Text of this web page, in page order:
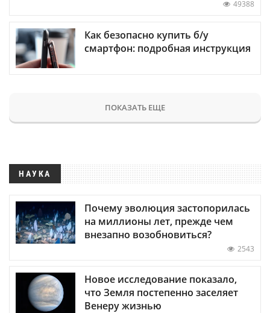
49388
Как безопасно купить б/у
смартфон: подробная инструкция
ПОКАЗАТЬ ЕЩЕ
НАУКА
Почему эволюция застопорилась
на миллионы лет, прежде чем
внезапно возобновиться?
2543
Новое исследование показало,
что Земля постепенно заселяет
Венеру жизнью